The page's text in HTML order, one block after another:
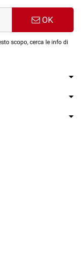
OK
scopo, cerca le info di